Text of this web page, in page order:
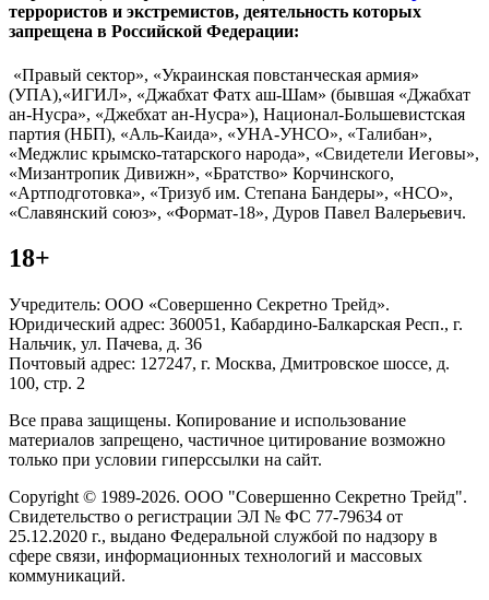
террористов и экстремистов, деятельность которых
запрещена в Российской Федерации:
«Правый сектор», «Украинская повстанческая армия»
(УПА),«ИГИЛ», «Джабхат Фатх аш-Шам» (бывшая «Джабхат
ан-Нусра», «Джебхат ан-Нусра»), Национал-Большевистская
партия (НБП), «Аль-Каида», «УНА-УНСО», «Талибан»,
«Меджлис крымско-татарского народа», «Свидетели Иеговы»,
«Мизантропик Дивижн», «Братство» Корчинского,
«Артподготовка», «Тризуб им. Степана Бандеры», «НСО»,
«Славянский союз», «Формат-18», Дуров Павел Валерьевич.
18+
Учредитель: ООО «Совершенно Секретно Трейд».
Юридический адрес: 360051, Кабардино-Балкарская Респ., г.
Нальчик, ул. Пачева, д. 36
Почтовый адрес: 127247, г. Москва, Дмитровское шоссе, д.
100, стр. 2
Все права защищены. Копирование и использование
материалов запрещено, частичное цитирование возможно
только при условии гиперссылки на сайт.
Copyright © 1989-2026. ООО "Совершенно Секретно Трейд".
Свидетельство о регистрации ЭЛ № ФС 77-79634 от
25.12.2020 г., выдано Федеральной службой по надзору в
сфере связи, информационных технологий и массовых
коммуникаций.